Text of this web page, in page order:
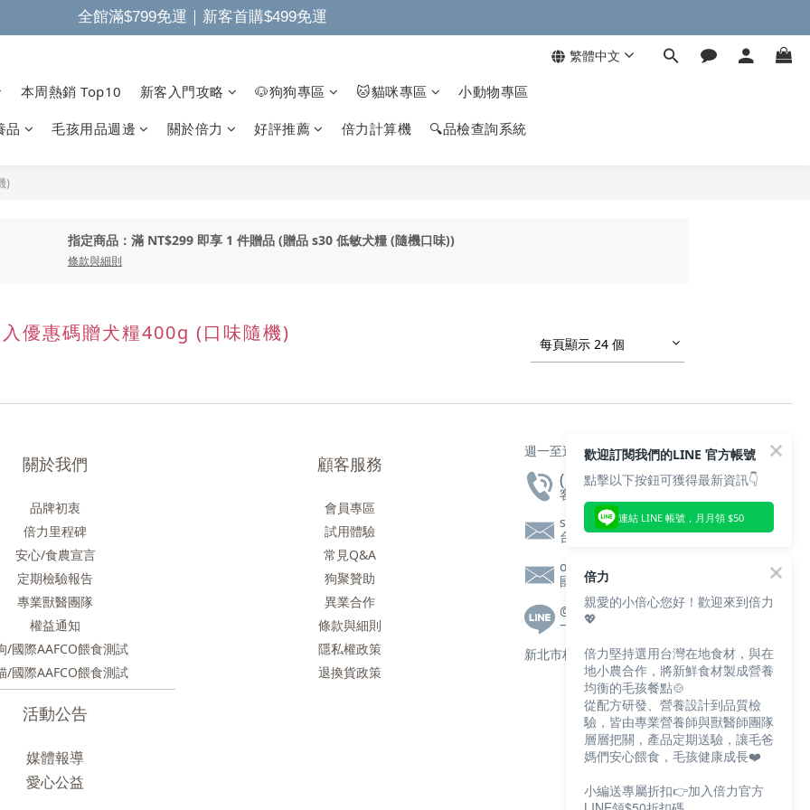
本周熱銷 Top10 新客入門攻略 🐶狗狗專區 🐱貓咪專區 小動物專區
品 毛孩用品週邊 關於倍力 好評推薦 倍力計算機 🔍品檢查詢系統
繁體中文
)
指定商品：滿 NT$299 即享 1 件贈品 (贈品 s30 低敏犬糧 (隨機口味))
條款與細則
優惠碼贈犬糧400g (口味隨機) 每頁顯示 24 個
關於我們
品牌初衷
倍力里程碑
安心/食農宣言
定期檢驗報告
專業獸醫團隊
權益通知
/國際AAFCO餵食測試
/國際AAFCO餵食測試
活動公告
媒體報導
愛心公益
顧客服務
會員專區
試用體驗
常見Q&A
狗聚贊助
異業合作
條款與細則
隱私權政策
退換貨政策
週一至週五 上午10點 至 下午5點
( 02 ) 2608 - 2605
客服專線
service@bluebaypetfood.com
台灣客服信箱
overseas@bluebaypetfood.com
國際客服信箱
@bluebay
一對一客服|營養師諮詢
新北市林口區文化三路一段105號2樓
全館滿$799免運｜新客首購$499免運
歡迎訂閱我們的LINE 官方帳號
點擊以下按鈕可獲得最新資訊👇
連結 LINE 帳號，月月領 $50
倍力
親愛的小倍心您好！歡迎來到倍力
💖
倍力堅持選用台灣在地食材，與在
地小農合作，將新鮮食材製成營養
均衡的毛孩餐點🍲
從配方研發、營養設計到品質檢
驗，皆由專業營養師與獸醫師團隊
層層把關，產品定期送驗，讓毛爸
媽們安心餵食，毛孩健康成長❤️
小編送專屬折扣👉加入倍力官方